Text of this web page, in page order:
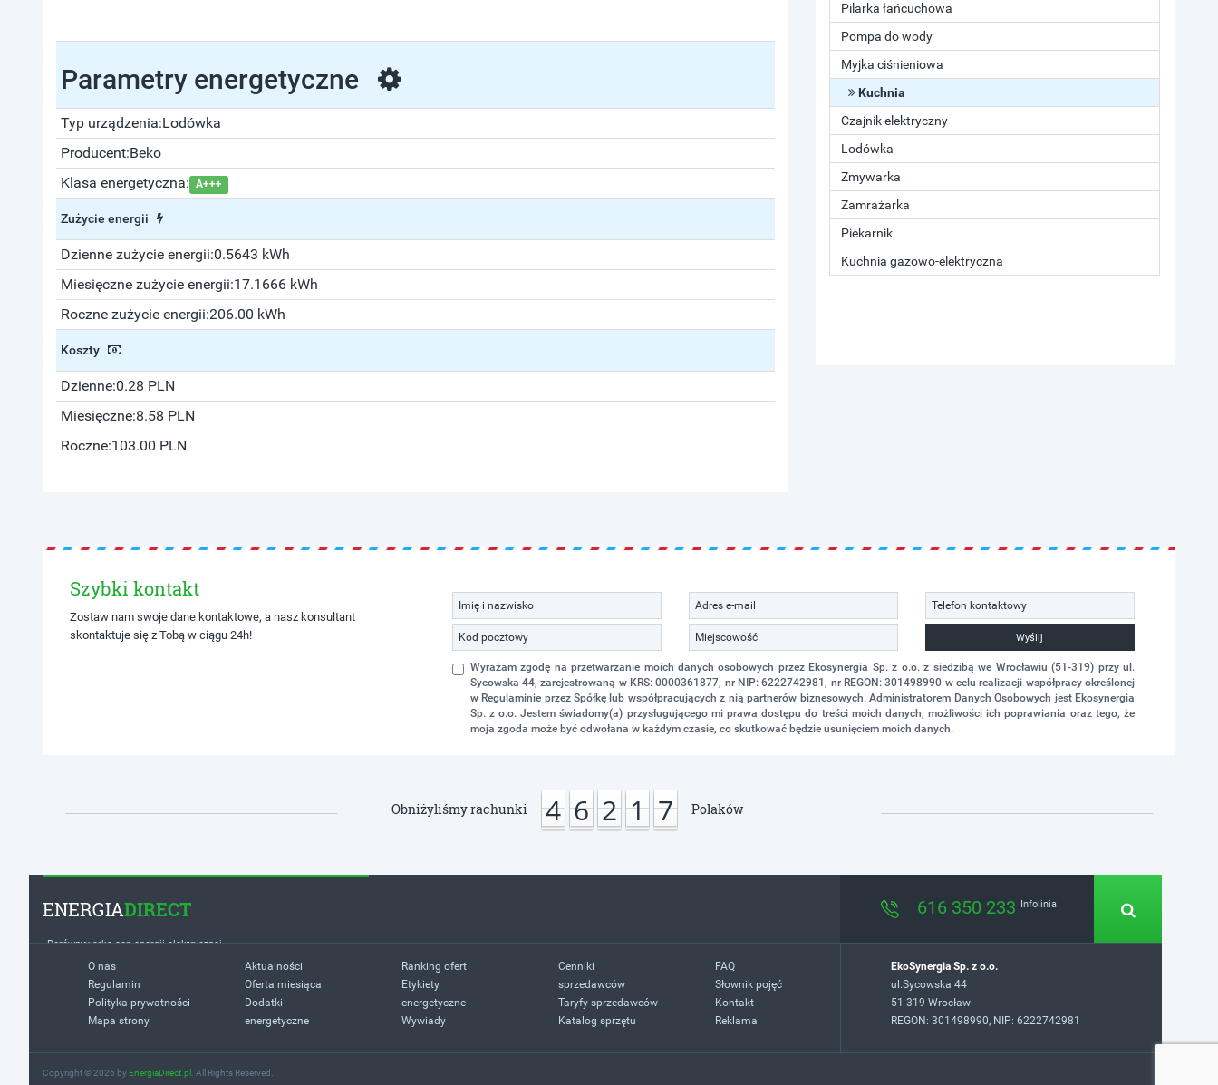
Parametry energetyczne
Typ urządzenia:Lodówka
Producent:Beko
Klasa energetyczna: A+++
Zużycie energii
Dzienne zużycie energii:0.5643 kWh
Miesięczne zużycie energii:17.1666 kWh
Roczne zużycie energii:206.00 kWh
Koszty
Dzienne:0.28 PLN
Miesięczne:8.58 PLN
Roczne:103.00 PLN
Pilarka łańcuchowa
Pompa do wody
Myjka ciśnieniowa
Kuchnia
Czajnik elektryczny
Lodówka
Zmywarka
Zamrażarka
Piekarnik
Kuchnia gazowo-elektryczna
Szybki kontakt
Zostaw nam swoje dane kontaktowe, a nasz konsultant
skontaktuje się z Tobą w ciągu 24h!
Wyślij
Wyrażam zgodę na przetwarzanie moich danych osobowych przez Ekosynergia Sp. z o.o. z siedzibą we Wrocławiu (51-319) przy ul.
Sycowska 44, zarejestrowaną w KRS: 0000361877, nr NIP: 6222742981, nr REGON: 301498990 w celu realizacji współpracy określonej
w Regulaminie przez Spółkę lub współpracujących z nią partnerów biznesowych. Administratorem Danych Osobowych jest Ekosynergia
Sp. z o.o. Jestem świadomy(a) przysługującego mi prawa dostępu do treści moich danych, możliwości ich poprawiania oraz tego, że
moja zgoda może być odwołana w każdym czasie, co skutkować będzie usunięciem moich danych.
Obniżyliśmy rachunki 4 6 2 1 7 Polaków
ENERGIADIRECT
Porównywarka cen energii elektrycznej
616 350 233 Infolinia
O nas
Regulamin
Polityka prywatności
Mapa strony
Aktualności
Oferta miesiąca
Dodatki
energetyczne
Ranking ofert
Etykiety
energetyczne
Wywiady
Cenniki
sprzedawców
Taryfy sprzedawców
Katalog sprzętu
FAQ
Słownik pojęć
Kontakt
Reklama
EkoSynergia Sp. z o.o.
ul.Sycowska 44
51-319 Wrocław
REGON: 301498990, NIP: 6222742981
Copyright © 2026 by EnergiaDirect.pl . All Rights Reserved.